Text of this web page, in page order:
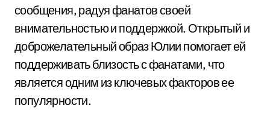
сообщения, радуя фанатов своей
внимательностью и поддержкой. Открытый и
доброжелательный образ Юлии помогает ей
поддерживать близость с фанатами, что
является одним из ключевых факторов ее
популярности.